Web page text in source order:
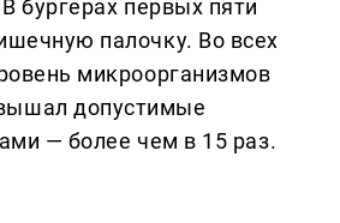
бургерах первых пяти
палочку. Во всех
микроорганизмов
допустимые
— более чем в 15 раз.